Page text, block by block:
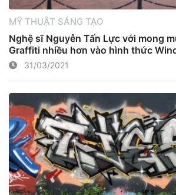
MỸ THUẬT SÁNG TẠO
Nghệ sĩ Nguyễn Tấn Lực với mong
Graffiti nhiều hơn vào hình thức
31/03/2021